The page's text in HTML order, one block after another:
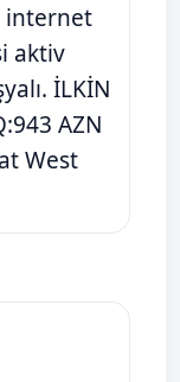
internet
aktiv
İLKİN
AZN
West